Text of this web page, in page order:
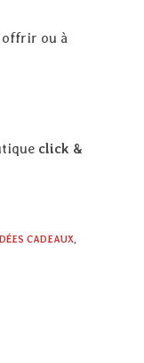
ou à
click &
CADEAUX,